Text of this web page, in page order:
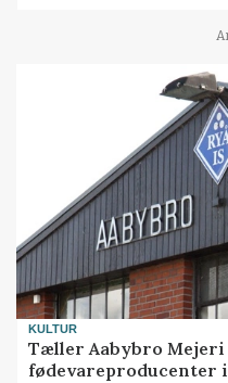
KULTUR
Tæller Aabybro Mejeri